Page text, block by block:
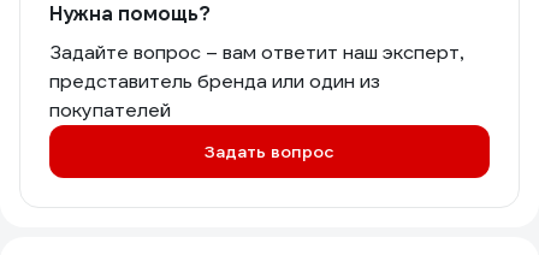
Нужна помощь?
Задайте вопрос – вам ответит наш эксперт,
представитель бренда или один из
покупателей
Задать вопрос